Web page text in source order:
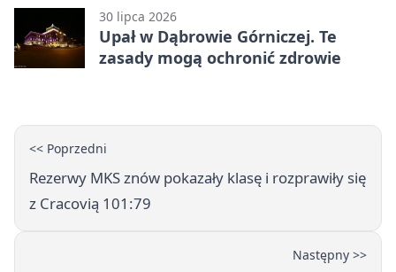
30 lipca 2026
Upał w Dąbrowie Górniczej. Te
zasady mogą ochronić zdrowie
<< Poprzedni
Rezerwy MKS znów pokazały klasę i rozprawiły się
z Cracovią 101:79
Następny >>